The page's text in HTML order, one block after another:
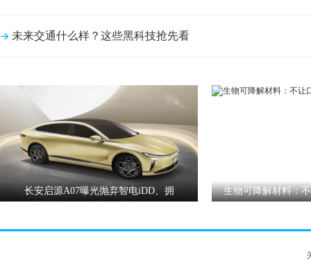
未来交通什么样？这些黑科技抢先看
长安启源A07曝光抛弃智电iDD、拥 生物可降解材料：